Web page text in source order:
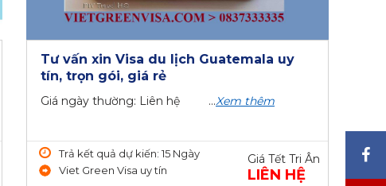
Tư vấn xin Visa du lịch Guatemala uy
tín, trọn gói, giá rẻ
Giá ngày thường: Liên hệ ...Xem thêm
Trả kết quả dự kiến: 15 Ngày
Viet Green Visa uy tín
Giá Tết Tri Ân
LIÊN HỆ